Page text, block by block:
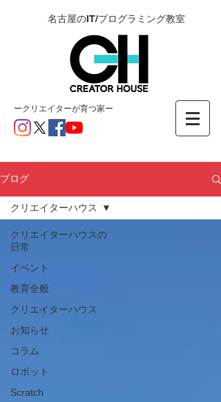
名古屋のIT/プログラミング教室
ー​クリエイターが育つ家ー
ブログ
クリエイターハウスの
日常
イベント
教育全般
クリエイターハウス
お知らせ
コラム
ロボット
Scratch
クリエイターハウス